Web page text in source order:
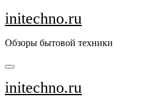
Перейти
к
initechno.ru
Обзоры бытовой техники
initechno.ru